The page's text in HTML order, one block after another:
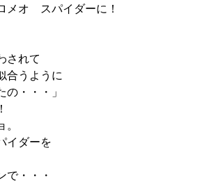
メオ スパイダーに！
されて
合うように
の・・・」
イダーを
で・・・